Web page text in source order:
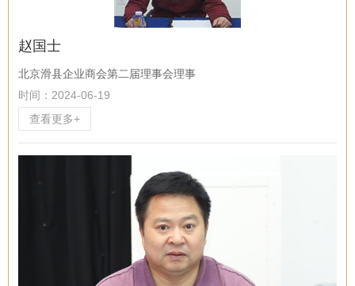
赵国士
北京滑县企业商会第二届理事会理事
时间：2024-06-19
查看更多+